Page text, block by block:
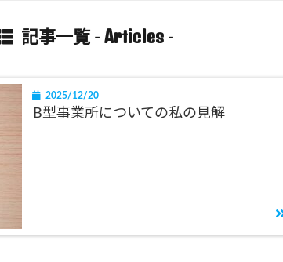
記事一覧 - Articles-
2025/12/20
B型事業所についての私の見解